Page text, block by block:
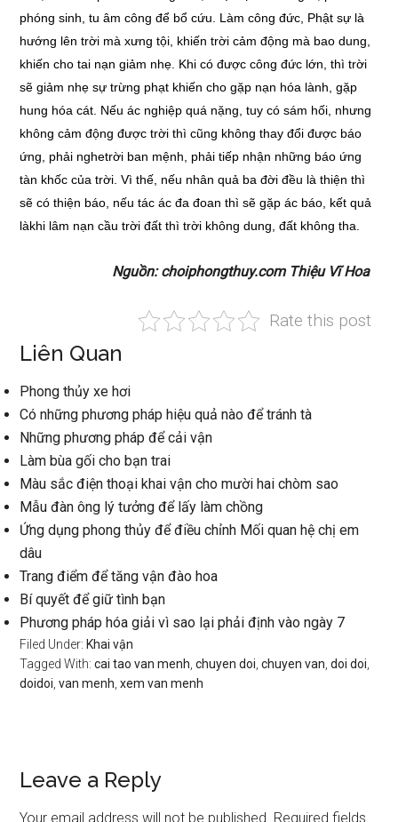
phóng sinh, tu âm công để bổ cứu. Làm công đức, Phật sự là
hướng lên trời mà xưng tội, khiến trời cảm động mà bao dung,
khiến cho tai nạn giảm nhẹ. Khi có được công đức lớn, thì trời
sẽ giảm nhẹ sự trừng phạt khiến cho gặp nạn hóa lành, gặp
hung hóa cát. Nếu ác nghiệp quá nặng, tuy có sám hối, nhưng
không cảm động được trời thì cũng không thay đổi được báo
ứng, phải nghetrời ban mệnh, phải tiếp nhận những báo ứng
tàn khốc của trời. Vì thế, nếu nhân quả ba đời đều là thiện thì
sẽ có thiện báo, nếu tác ác đa đoan thì sẽ gặp ác báo, kết quả
làkhi lâm nạn cầu trời đất thì trời không dung, đất không tha.
Nguồn: choiphongthuy.com Thiệu Vĩ Hoa
Rate this post
Liên Quan
Phong thủy xe hơi
Có những phương pháp hiệu quả nào để tránh tà
Những phương pháp để cải vận
Làm bùa gối cho bạn trai
Màu sắc điện thoại khai vận cho mười hai chòm sao
Mẫu đàn ông lý tưởng để lấy làm chồng
Ứng dụng phong thủy để điều chỉnh Mối quan hệ chị em
dâu
Trang điểm để tăng vận đào hoa
Bí quyết để giữ tình bạn
Phương pháp hóa giải vì sao lại phải định vào ngày 7
Filed Under: Khai vận
Tagged With:cai tao van menh ,chuyen doi ,chuyen van ,doi doi
doidoi ,van menh ,xem van menh
Reader
Interactions
Leave a Reply
Your email address will not be published. Required fields